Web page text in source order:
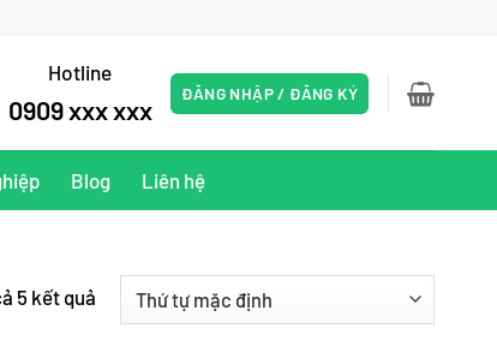
Hotline
0909 xxx xxx
ĐĂNG NHẬP / ĐĂNG KÝ
Blog Liên hệ
5 kết quả